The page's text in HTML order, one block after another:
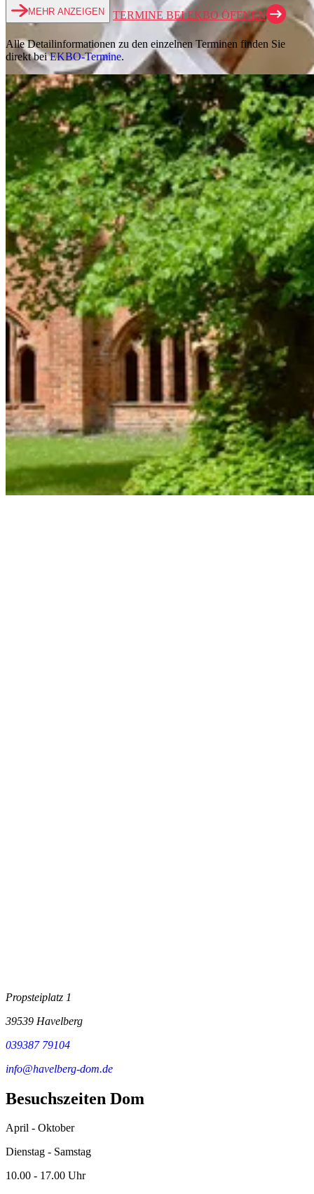
MEHR ANZEIGEN TERMINE BEI EKBO ÖFFNEN
Alle Detailinformationen zu den einzelnen Terminen finden Sie
direkt beiEKBO-Termine.
Propsteiplatz 1
39539 Havelberg
039387 79104
info@havelberg-dom.de
Besuchszeiten Dom
April - Oktober
Dienstag - Samstag
10.00 - 17.00 Uhr